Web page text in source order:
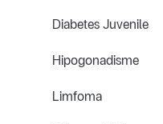
Diabetes Juvenile
Hipogonadisme
Limfoma